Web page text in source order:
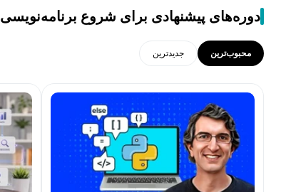
دوره‌های پیشنهادی برای شروع برنامه‌نویسی
محبوب‌ترین جدید‌ترین